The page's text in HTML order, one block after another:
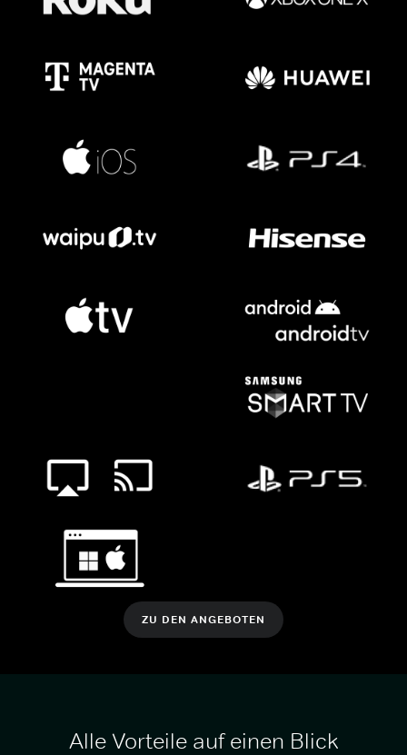
ZU DEN ANGEBOTEN
Alle Vorteile auf einen Blick